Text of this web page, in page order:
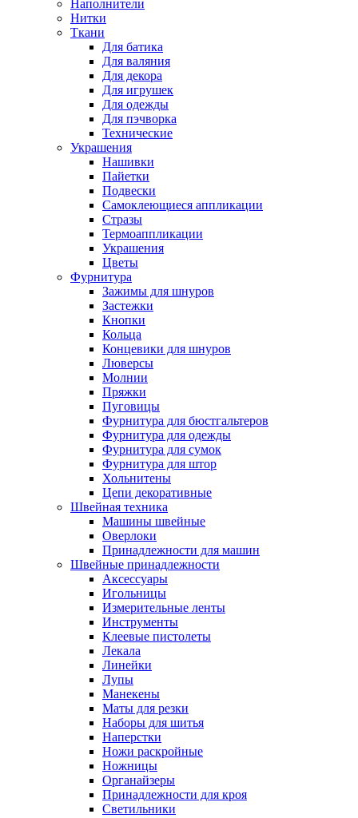
Наполнители
Нитки
Ткани
Для батика
Для валяния
Для декора
Для игрушек
Для одежды
Для пэчворка
Технические
Украшения
Нашивки
Пайетки
Подвески
Самоклеющиеся аппликации
Стразы
Термоаппликации
Украшения
Цветы
Фурнитура
Зажимы для шнуров
Застежки
Кнопки
Кольца
Концевики для шнуров
Люверсы
Молнии
Пряжки
Пуговицы
Фурнитура для бюстгальтеров
Фурнитура для одежды
Фурнитура для сумок
Фурнитура для штор
Хольнитены
Цепи декоративные
Швейная техника
Машины швейные
Оверлоки
Принадлежности для машин
Швейные принадлежности
Аксессуары
Игольницы
Измерительные ленты
Инструменты
Клеевые пистолеты
Лекала
Линейки
Лупы
Манекены
Маты для резки
Наборы для шитья
Наперстки
Ножи раскройные
Ножницы
Органайзеры
Принадлежности для кроя
Светильники